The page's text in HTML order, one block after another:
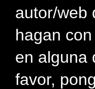
autor/web
hagan
en alguna
favor,